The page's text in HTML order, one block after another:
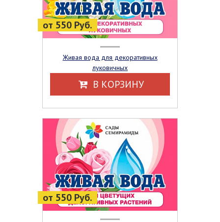
от 550 Руб.
Живая вода для декоративных
луковичных
В КОРЗИНУ
от 550 Руб.